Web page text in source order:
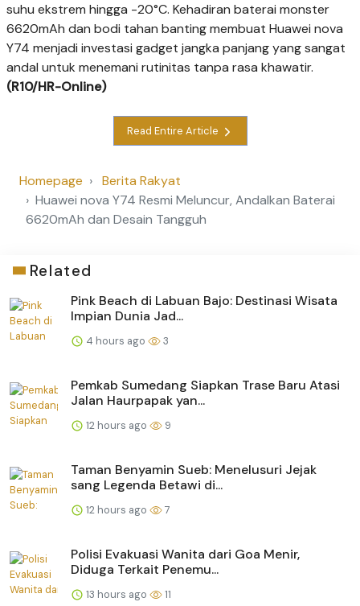
suhu ekstrem hingga -20°C. Kehadiran baterai monster
6620mAh dan bodi tahan banting membuat Huawei nova
Y74 menjadi investasi gadget jangka panjang yang sangat
andal untuk menemani rutinitas tanpa rasa khawatir.
(R10/HR-Online)
Read Entire Article
Homepage
Berita Rakyat
Huawei nova Y74 Resmi Meluncur, Andalkan Baterai
6620mAh dan Desain Tangguh
Related
Pink Beach di Labuan Bajo: Destinasi Wisata
Impian Dunia Jad...
4 hours ago 3
Pemkab Sumedang Siapkan Trase Baru Atasi
Jalan Haurpapak yan...
12 hours ago 9
Taman Benyamin Sueb: Menelusuri Jejak
sang Legenda Betawi di...
12 hours ago 7
Polisi Evakuasi Wanita dari Goa Menir,
Diduga Terkait Penemu...
13 hours ago 11